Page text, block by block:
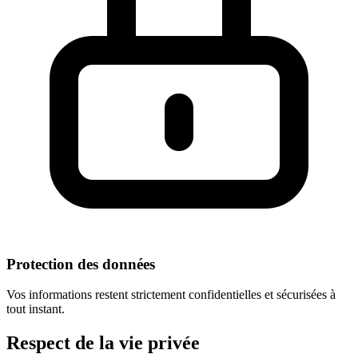
Protection des données
Vos informations restent strictement confidentielles et sécurisées à
tout instant.
Respect de la vie privée